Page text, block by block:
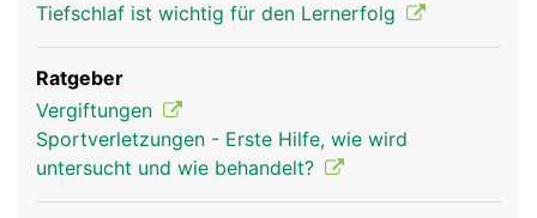
Tiefschlaf ist wichtig für den Lernerfolg
Ratgeber
Vergiftungen
Sportverletzungen - Erste Hilfe, wie wird
untersucht und wie behandelt?